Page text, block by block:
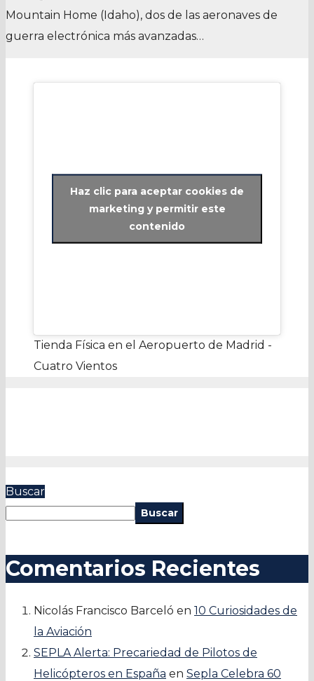
Mountain Home (Idaho), dos de las aeronaves de
guerra electrónica más avanzadas…
Haz clic para aceptar cookies de
marketing y permitir este
contenido
Tienda Física en el Aeropuerto de Madrid -
Cuatro Vientos
Buscar
Buscar
Comentarios Recientes
Nicolás Francisco Barceló en 10 Curiosidades de
la Aviación
SEPLA Alerta: Precariedad de Pilotos de
Helicópteros en España en Sepla Celebra 60